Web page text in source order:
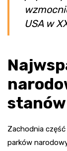
USA w
stanów
Zachodnia
parków